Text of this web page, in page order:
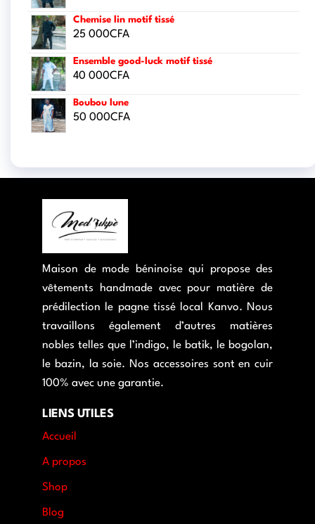
Chemise lin motif tissé
25 000CFA
Ensemble good-luck motif tissé
40 000CFA
Boubou lune
50 000CFA
Maison de mode béninoise qui propose des
vêtements handmade avec pour matière de
prédilection le pagne tissé local Kanvo. Nous
travaillons également d’autres matières
nobles telles que l’indigo, le batik, le bogolan,
le bazin, la soie. Nos accessoires sont en cuir
100% avec une garantie.
LIENS UTILES
Accueil
A propos
Shop
Blog